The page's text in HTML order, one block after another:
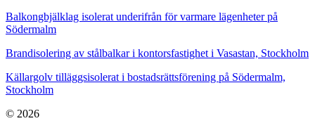
Balkongbjälklag isolerat underifrån för varmare lägenheter på
Södermalm
Brandisolering av stålbalkar i kontorsfastighet i Vasastan, Stockholm
Källargolv tilläggsisolerat i bostadsrättsförening på Södermalm,
Stockholm
© 2026